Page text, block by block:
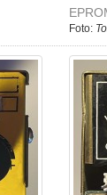
Foto: